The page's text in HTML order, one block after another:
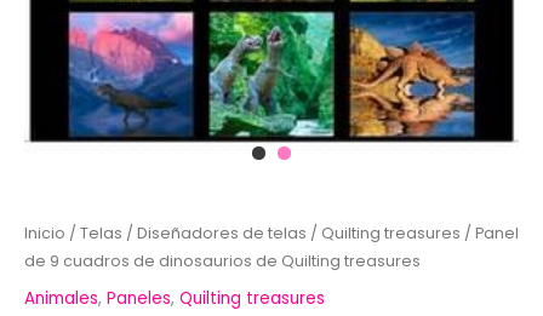
Inicio / Telas / Diseñadores de telas / Quilting treasures / Panel
de 9 cuadros de dinosaurios de Quilting treasures
Animales, Paneles, Quilting treasures